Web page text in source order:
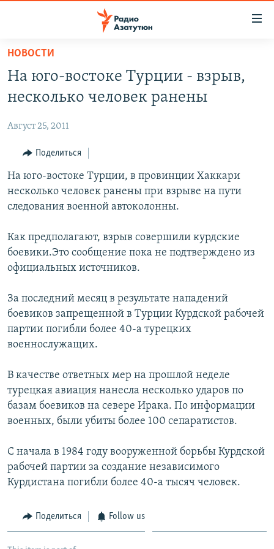
Перейти
основному
содержанию
навигации
Перейти
поиску
ОБЩЕСТВО
ЭКОНОМИКА
РЕГИОН
НАГОРНЫЙ КАРАБАХ
СПОРТ
АРХИВ
Հայերեն
English
Русский
Все сайты Радио Азатутюн
НОВОСТИ
На юго-востоке Турции - взрыв,
несколько человек ранены
Август 25, 2011
Поделиться
На юго-востоке Турции, в провинции Хаккари
несколько человек ранены при взрыве на пути
следования военной автоколонны.
Как предполагают, взрыв совершили курдские
боевики.Это сообщение пока не подтверждено из
официальных источников.
За последний месяц в результате нападений
боевиков запрещенной в Турции Курдской рабочей
партии погибли более 40-а турецких
военнослужащих.
В качестве ответных мер на прошлой неделе
турецкая авиация нанесла несколько ударов по
базам боевиков на севере Ирака. По информации
военных, были убиты более 100 сепаратистов.
С начала в 1984 году вооруженной борьбы Курдской
рабочей партии за создание независимого
Курдистана погибли более 40-а тысяч человек.
Поделиться Follow us